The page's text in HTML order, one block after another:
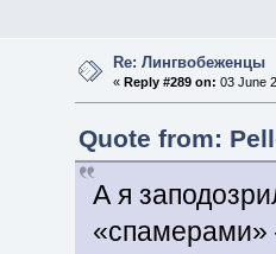
Re: Лингвобеженцы
«Reply #289 on: 03 June
Quote from:
А я
«спамерами»